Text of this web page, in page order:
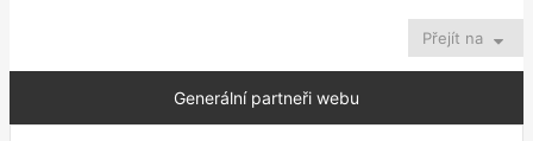
Přejít na
Generální partneři webu